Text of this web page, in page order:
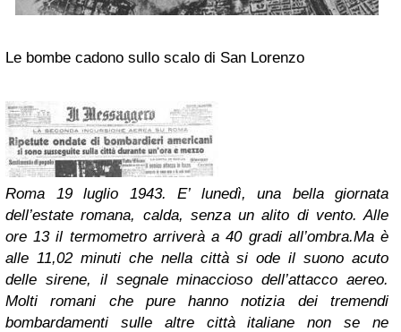
Le bombe cadono sullo scalo di San Lorenzo
Roma 19 luglio 1943. E’ lunedì, una bella giornata
dell’estate romana, calda, senza un alito di vento. Alle
ore 13 il termometro arriverà a 40 gradi all’ombra.Ma è
alle 11,02 minuti che nella città si ode il suono acuto
delle sirene, il segnale minaccioso dell’attacco aereo.
Molti romani che pure hanno notizia dei tremendi
bombardamenti sulle altre città italiane non se ne